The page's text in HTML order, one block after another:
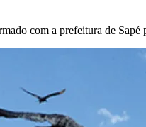
com a prefeitura de Sapé